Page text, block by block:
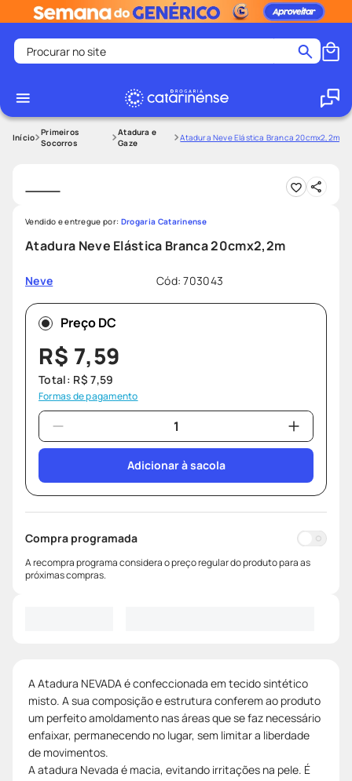
Procurar no site
1
2 º
medley
8º
protetor solar
9º
fralda pampers
teste gravidez
Primeiros
Socorros
Atadura e
Gaze
Atadura Neve Elástica Branca 20cmx2,2m
Atadura Neve Elástica Branca 20cmx2,2m
Neve Cód:703043
Vendido e entregue por: Drogaria Catarinense
Preço DC
R$ 7,59
Total: R$ 7,59
Formas de pagamento
Adicionar à sacola
Compra programada
A recompra programa considera o preço regular do produto para as
próximas compras.
A Atadura NEVADA é confeccionada em tecido sintético
misto. A sua composição e estrutura conferem ao produto
um perfeito amoldamento nas áreas que se faz necessário
enfaixar, permanecendo no lugar, sem limitar a liberdade
de movimentos.
A atadura Nevada é macia, evitando irritações na pele. É